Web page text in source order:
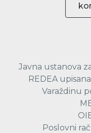
Javna ustanova
REDEA
Varaždinu
Poslovni